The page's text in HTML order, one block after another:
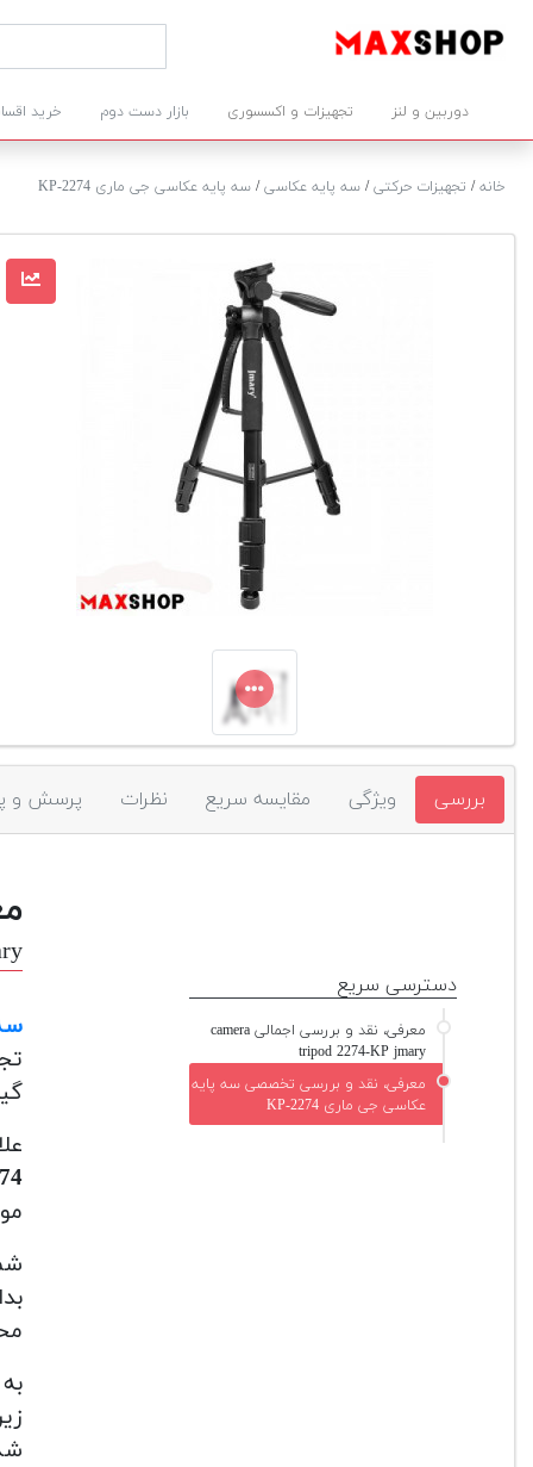
دوربین و لنز تجهیزات و اکسسوری بازار دست دوم خرید
خانه/ تجهیزات حرکتی/ سه پایه عکاسی/ سه پایه عکاسی جی ماری 2274-KP
بررسی ویژگی مقایسه سریع نظرات پرسش و
KP
دسترسی سریع
معرفی، نقد و بررسی اجمالی camera
tripod 2274-KP jmary
معرفی، نقد و بررسی تخصصی سه پایه
عکاسی جی ماری 2274-KP